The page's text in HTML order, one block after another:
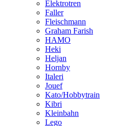
Elektrotren
Faller
Fleischmann
Graham Farish
HAMO
Heki
Heljan
Hornby
Italeri
Jouef
Kato/Hobbytrain
Kibri
Kleinbahn
Lego